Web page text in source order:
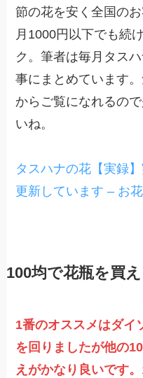
節の花を安く全国の
月1000円以下でも続
ク。筆者は毎月タス
事にまとめています
からご覧になれるの
いね。
タスハナの花【実録
更新しています – お
100均で花瓶を買
1番のオススメはダイ
を回りましたが他の
えがかなり良いです。